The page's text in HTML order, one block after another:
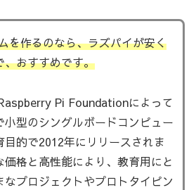
を作るのなら、ラズパイが安く
、おすすめです。
Pi Foundationによって
小型のシングルボードコンピュー
目的で2012年にリリースされま
価格と高性能により、教育用にと
なプロジェクトやプロトタイピン